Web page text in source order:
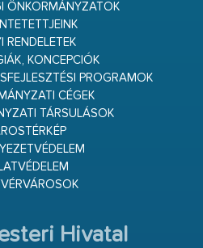
ÖNKORMÁNYZATOK
RENDELETEK
KONCEPCIÓK
PROGRAMOK
CÉGEK
TÁRSULÁSOK
Hivatal